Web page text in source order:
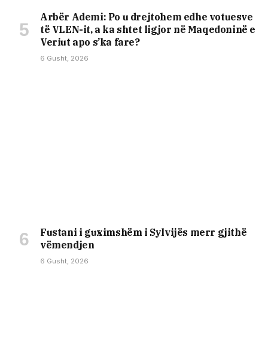
Arbër Ademi: Po u drejtohem edhe votuesve
të VLEN-it, a ka shtet ligjor në Maqedoninë e
Veriut apo s’ka fare?
6 Gusht, 2026
Fustani i guximshëm i Sylvijës merr gjithë
vëmendjen
6 Gusht, 2026